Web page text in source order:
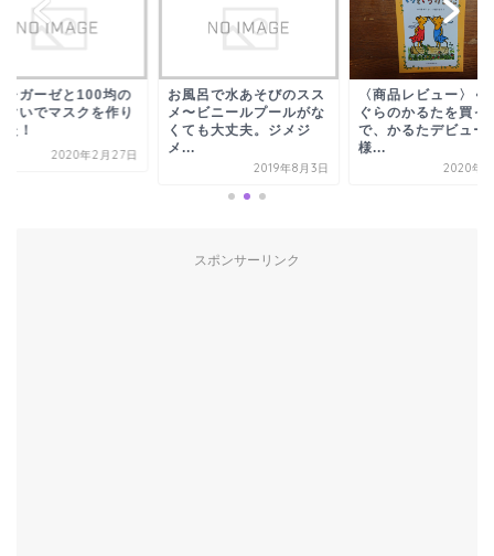
レガーゼと100均の
ぐいでマスクを作り
！
2020年2月27日
お風呂で水あそびのスス
メ〜ビニールプールがな
くても大丈夫。ジメジ
メ...
2019年8月3日
〈商品レビュー〉ぐ
ぐらのかるたを買っ
で、かるたデビュー
様...
2020年1
スポンサーリンク